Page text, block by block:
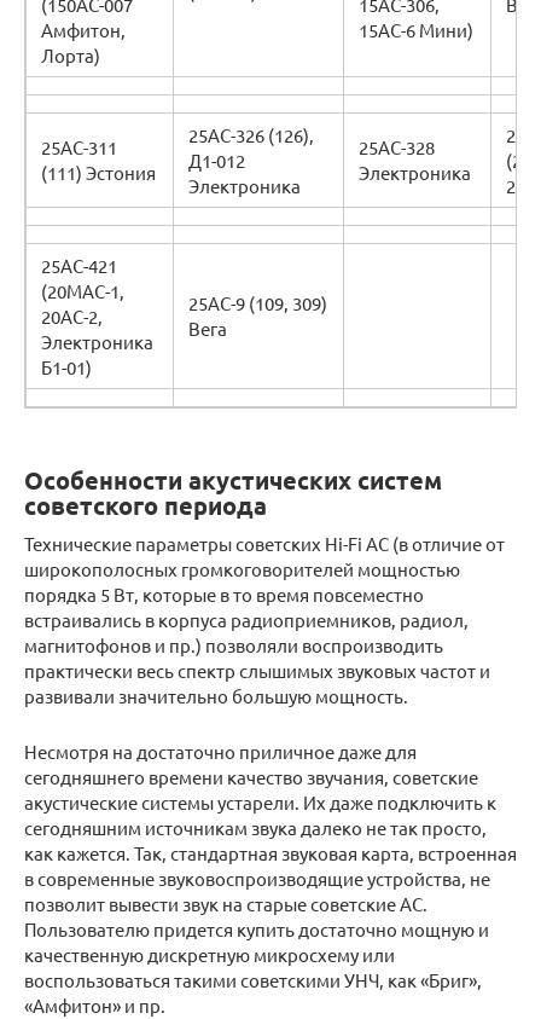
Амфитон,
Лорта)
15АС-6 Мини)
25АС-311
(111) Эстония
25АС-326 (126),
Д1-012
Электроника
25АС-328
Электроника
25АС-421
(20МАС-1,
20АС-2,
Электроника
Б1-01)
25АС-9 (109, 309)
Вега
Особенности акустических систем
советского периода
Технические параметры советских Hi-Fi АС (в отличие от
широкополосных громкоговорителей мощностью
порядка 5 Вт, которые в то время повсеместно
встраивались в корпуса радиоприемников, радиол,
магнитофонов и пр.) позволяли воспроизводить
практически весь спектр слышимых звуковых частот и
развивали значительно большую мощность.
Несмотря на достаточно приличное даже для
сегодняшнего времени качество звучания, советские
акустические системы устарели. Их даже подключить к
сегодняшним источникам звука далеко не так просто,
как кажется. Так, стандартная звуковая карта, встроенная
в современные звуковоспроизводящие устройства, не
позволит вывести звук на старые советские АС.
Пользователю придется купить достаточно мощную и
качественную дискретную микросхему или
воспользоваться такими советскими УНЧ, как «Бриг»,
«Амфитон» и пр.